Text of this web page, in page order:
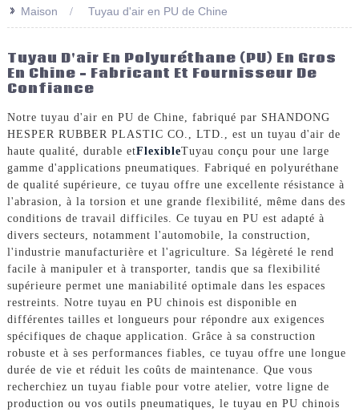
>> Maison Tuyau d'air en PU de Chine
Tuyau D'air En Polyuréthane (PU) En Gros
En Chine – Fabricant Et Fournisseur De
Confiance
Notre tuyau d'air en PU de Chine, fabriqué par SHANDONG
HESPER RUBBER PLASTIC CO., LTD., est un tuyau d'air de
haute qualité, durable etFlexibleTuyau conçu pour une large
gamme d'applications pneumatiques. Fabriqué en polyuréthane
de qualité supérieure, ce tuyau offre une excellente résistance à
l'abrasion, à la torsion et une grande flexibilité, même dans des
conditions de travail difficiles. Ce tuyau en PU est adapté à
divers secteurs, notamment l'automobile, la construction,
l'industrie manufacturière et l'agriculture. Sa légèreté le rend
facile à manipuler et à transporter, tandis que sa flexibilité
supérieure permet une maniabilité optimale dans les espaces
restreints. Notre tuyau en PU chinois est disponible en
différentes tailles et longueurs pour répondre aux exigences
spécifiques de chaque application. Grâce à sa construction
robuste et à ses performances fiables, ce tuyau offre une longue
durée de vie et réduit les coûts de maintenance. Que vous
recherchiez un tuyau fiable pour votre atelier, votre ligne de
production ou vos outils pneumatiques, le tuyau en PU chinois